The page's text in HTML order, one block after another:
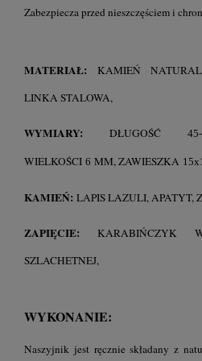
Zabezpiecza przed nieszczęściem i
MATERIAŁ: KAMIEŃ
LINKA STALOWA,
WYMIARY: DŁUGOŚĆ
WIELKOŚCI 6 MM, ZAWIESZKA
KAMIEŃ: LAPIS LAZULI, APATYT,
ZAPIĘCIE: KARABIŃCZYK
SZLACHETNEJ,
WYKONANIE:
Naszyjnik jest ręcznie składany z